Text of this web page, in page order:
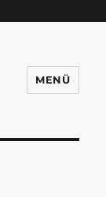
MENÜ